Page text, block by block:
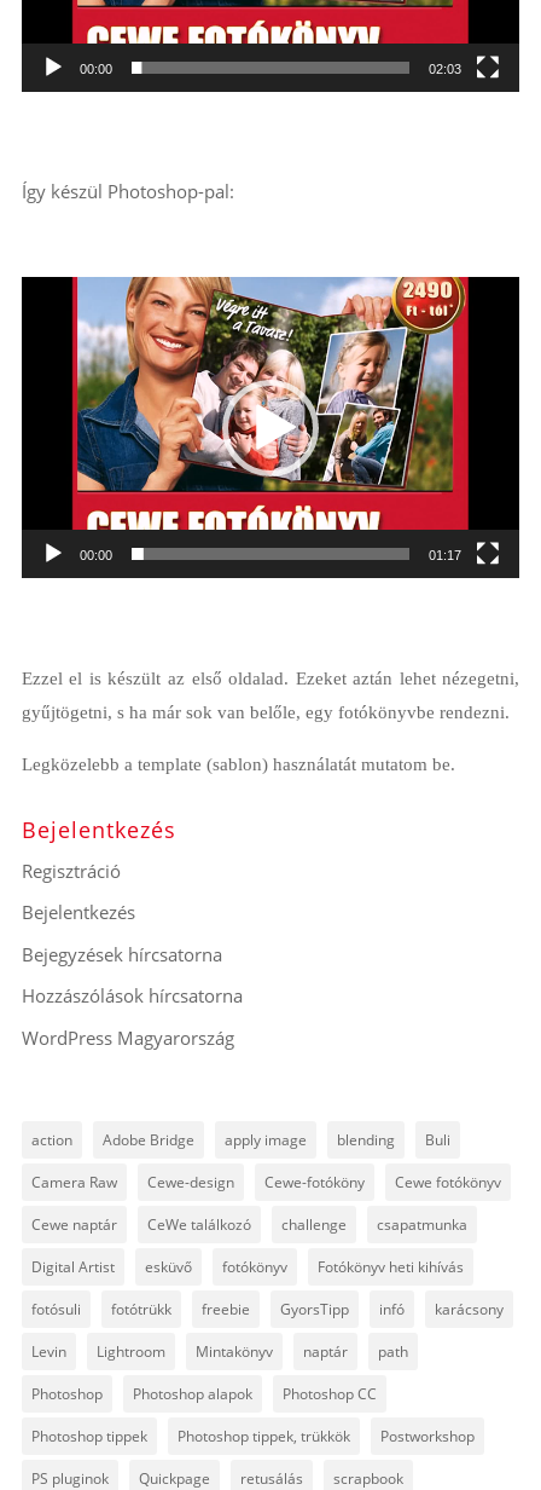
00:00 02:03
Így készül Photoshop-pal:
Videólejátszó
00:00 01:17
Ezzel el is készült az első oldalad. Ezeket aztán lehet nézegetni,
gyűjtögetni, s ha már sok van belőle, egy fotókönyvbe rendezni.
Legközelebb a template (sablon) használatát mutatom be.
Bejelentkezés
Regisztráció
Bejelentkezés
Bejegyzések hírcsatorna
Hozzászólások hírcsatorna
WordPress Magyarország
action Adobe Bridge apply image blending Buli
Camera Raw Cewe-design Cewe-fotóköny Cewe fotókönyv
Cewe naptár CeWe találkozó challenge csapatmunka
Digital Artist esküvő fotókönyv Fotókönyv heti kihívás
fotósuli fotótrükk freebie GyorsTipp infó karácsony
Levin Lightroom Mintakönyv naptár path
Photoshop Photoshop alapok Photoshop CC
Photoshop tippek Photoshop tippek, trükkök Postworkshop
PS pluginok Quickpage retusálás scrapbook